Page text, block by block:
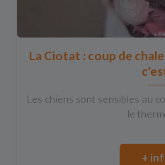
La Ciotat : coup de
Les chiens sont sensibles au
le
+